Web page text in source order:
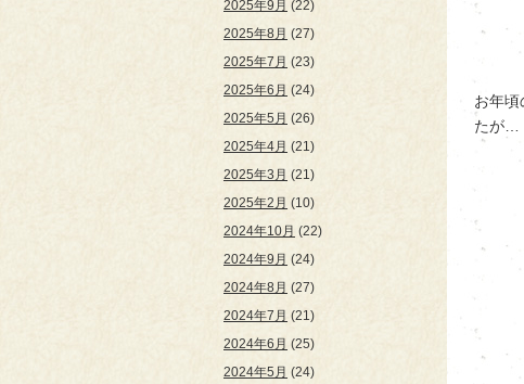
2025年9月 (22)
2025年8月 (27)
2025年7月 (23)
2025年6月 (24)
2025年5月 (26)
2025年4月 (21)
2025年3月 (21)
2025年2月 (10)
2024年10月 (22)
2024年9月 (24)
2024年8月 (27)
2024年7月 (21)
2024年6月 (25)
2024年5月 (24)
お年
たが…